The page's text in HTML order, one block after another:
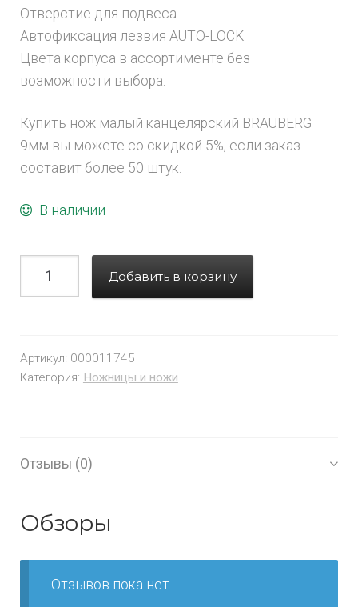
Отверстие для подвеса.
Автофиксация лезвия AUTO-LOCK.
Цвета корпуса в ассортименте без
возможности выбора.
Купить нож малый канцелярский BRAUBERG
9мм вы можете со скидкой 5%, если заказ
составит более 50 штук.
В наличии
Добавить в корзину
Артикул: 000011745
Категория: Ножницы и ножи
Отзывы (0)
Обзоры
Отзывов пока нет.